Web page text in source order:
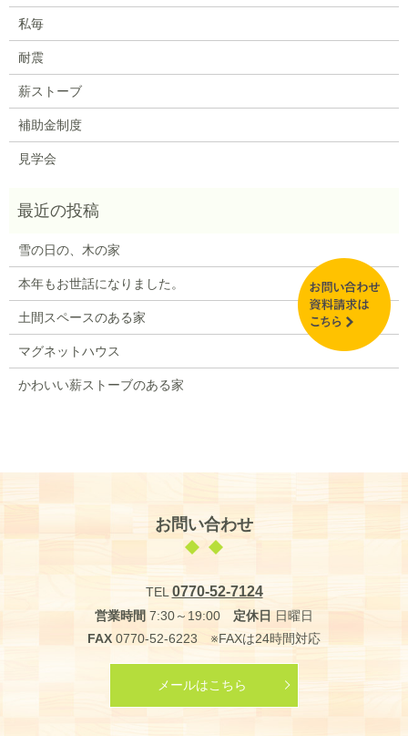
私毎
耐震
薪ストーブ
補助金制度
見学会
雪の日の、木の家
本年もお世話になりました。
土間スペースのある家
マグネットハウス
かわいい薪ストーブのある家
お問い合わせ
TEL 0770-52-7124
営業時間 7:30～19:00 定休日 日曜日
FAX 0770-52-6223 ※FAXは24時間対応
メールはこちら